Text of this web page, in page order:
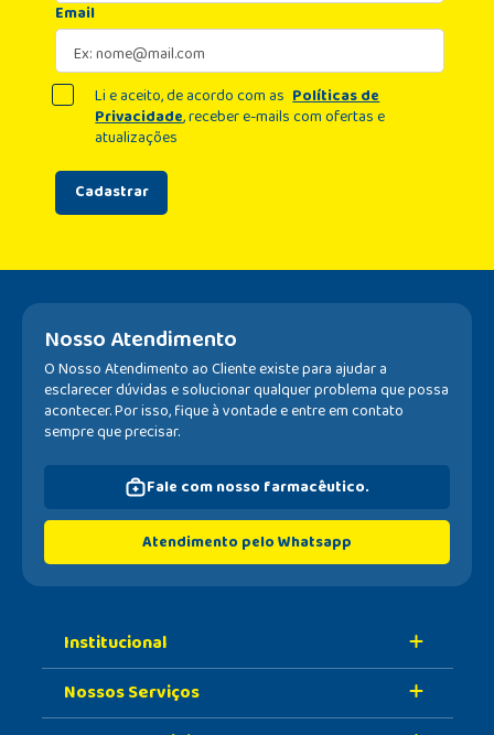
Email
Cadastrar
Li e aceito, de acordo com as Políticas de
Privacidade, receber e-mails com ofertas e
atualizações
Nosso Atendimento
O Nosso Atendimento ao Cliente existe para ajudar a
esclarecer dúvidas e solucionar qualquer problema que possa
acontecer. Por isso, fique à vontade e entre em contato
sempre que precisar.
Fale com nosso farmacêutico.
Atendimento pelo Whatsapp
Institucional
Sobre A Nossa Drogaria
Nossos Serviços